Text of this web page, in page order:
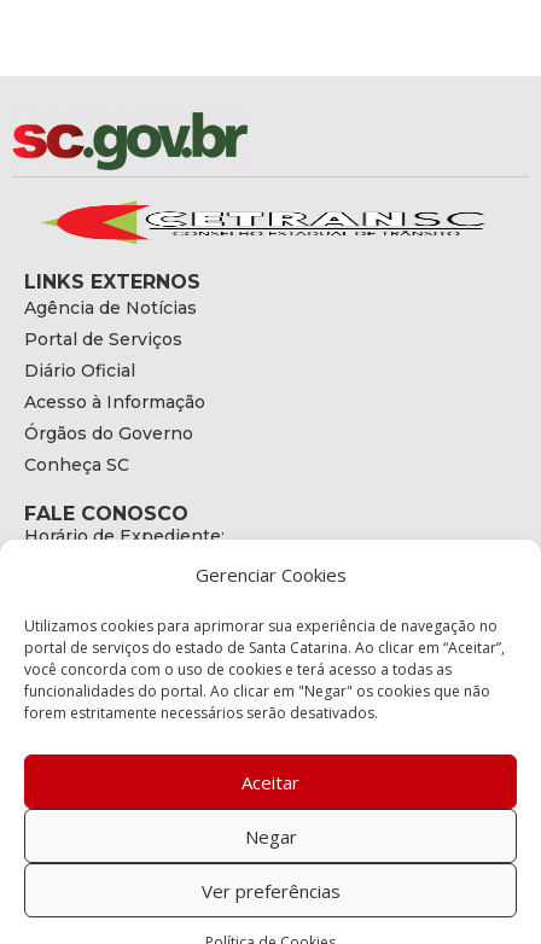
Gerenciar Cookies
Utilizamos cookies para aprimorar sua experiência de navegação no
portal de serviços do estado de Santa Catarina. Ao clicar em “Aceitar”,
você concorda com o uso de cookies e terá acesso a todas as
funcionalidades do portal. Ao clicar em "Negar" os cookies que não
forem estritamente necessários serão desativados.
Aceitar
Negar
Ver preferências
LINKS EXTERNOS
Agência de Notícias
Portal de Serviços
Diário Oficial
Acesso à Informação
Órgãos do Governo
Conheça SC
FALE CONOSCO
Horário de Expediente:
E-mail:
secretariaexecutiva@cetran.sc.gov.br
ENDEREÇO
Endereço:
Bairro:
Coqueiros, Florianópolis SC
88.080-160
Política de privacidade
Copyright © 2023 Todos os Direitos Reservados SC - Governo de